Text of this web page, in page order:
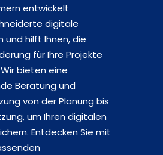
entwickelt
digitale
und hilft Ihnen, die
für Ihre Projekte
bieten eine
Beratung und
von der Planung bis
um Ihren digitalen
Entdecken Sie mit